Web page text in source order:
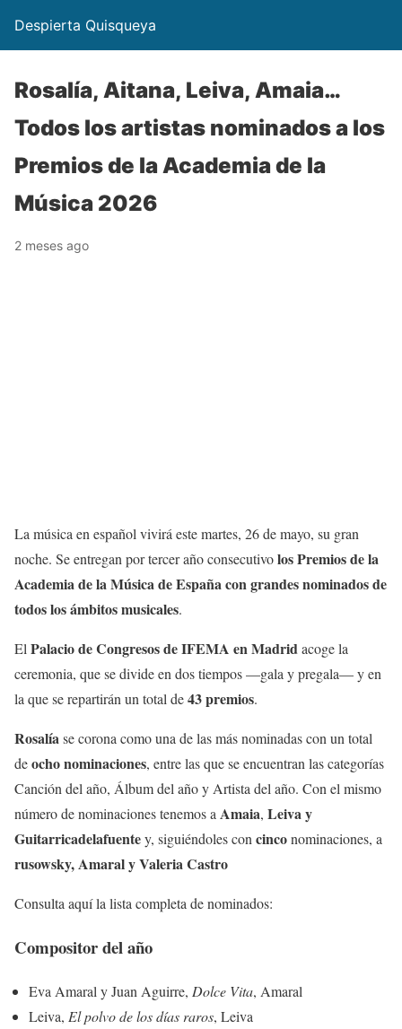
Despierta Quisqueya
Rosalía, Aitana, Leiva, Amaia…
Todos los artistas nominados a los
Premios de la Academia de la
Música 2026
2 meses ago
La música en español vivirá este martes, 26 de mayo, su gran
noche. Se entregan por tercer año consecutivolos Premios de la
Academia de la Música de España con grandes nominados de
todos los ámbitos musicales.
ElPalacio de Congresos de IFEMA en Madridacoge la
ceremonia, que se divide en dos tiempos —gala y pregala— y en
la que se repartirán un total de43 premios.
Rosalíase corona como una de las más nominadas con un total
deocho nominaciones, entre las que se encuentran las categorías
Canción del año, Álbum del año y Artista del año. Con el mismo
número de nominaciones tenemos aAmaia, Leiva y
Guitarricadelafuentey, siguiéndoles concinconominaciones, a
rusowsky, Amaral y Valeria Castro
Consulta aquí la lista completa de nominados:
Compositor del año
Eva Amaral y Juan Aguirre, Dolce Vita, Amaral
Leiva, El polvo de los días raros, Leiva